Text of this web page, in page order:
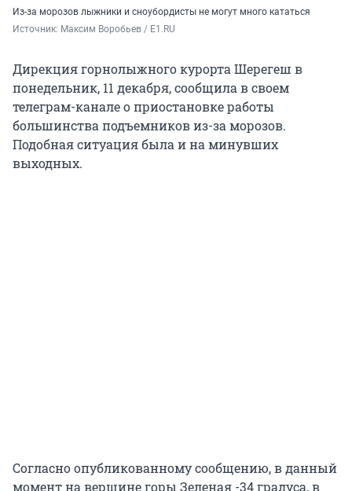
Из-за морозов лыжники и сноубордисты не могут много кататься
Источник: Максим Воробьев / E1.RU
Дирекция горнолыжного курорта Шерегеш в
понедельник, 11 декабря, сообщила в своем
телеграм-канале о приостановке работы
большинства подъемников из-за морозов.
Подобная ситуация была и на минувших
выходных.
Согласно опубликованному сообщению, в данный
момент на вершине горы Зеленая -34 градуса, в